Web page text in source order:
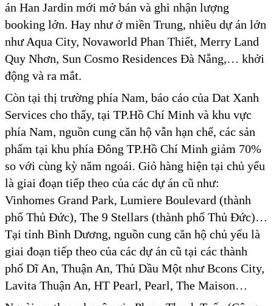
án Han Jardin mới mở bán và ghi nhận lượng
booking lớn. Hay như ở miền Trung, nhiều dự án lớn
như Aqua City, Novaworld Phan Thiết, Merry Land
Quy Nhơn, Sun Cosmo Residences Đà Nẵng,… khởi
động và ra mắt.
Còn tại thị trường phía Nam, báo cáo của Dat Xanh
Services cho thấy, tại TP.Hồ Chí Minh và khu vực
phía Nam, nguồn cung căn hộ vẫn hạn chế, các sản
phẩm tại khu phía Đông TP.Hồ Chí Minh giảm 70%
so với cùng kỳ năm ngoái. Giỏ hàng hiện tại chủ yếu
là giai đoạn tiếp theo của các dự án cũ như:
Vinhomes Grand Park, Lumiere Boulevard (thành
phố Thủ Đức), The 9 Stellars (thành phố Thủ Đức)…
Tại tỉnh Bình Dương, nguồn cung căn hộ chủ yếu là
giai đoạn tiếp theo của các dự án cũ tại các thành
phố Dĩ An, Thuận An, Thủ Dầu Một như Bcons City,
Lavita Thuận An, HT Pearl, Pearl, The Maison…